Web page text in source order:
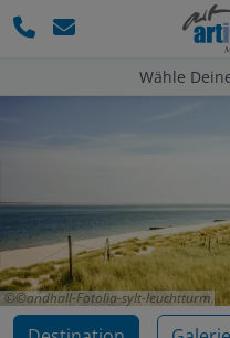
Wähle
©andhall-Fotolia-sylt-leuchtturm